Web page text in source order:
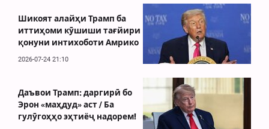
Шикоят алайҳи Трамп ба
иттиҳоми кӯшиши тағйири
қонуни интихоботи Амрико
2026-07-24 21:10
Даъвои Трамп: даргирӣ бо
Эрон «маҳдуд» аст / Ба
гулӯгоҳҳо эҳтиёҷ надорем!